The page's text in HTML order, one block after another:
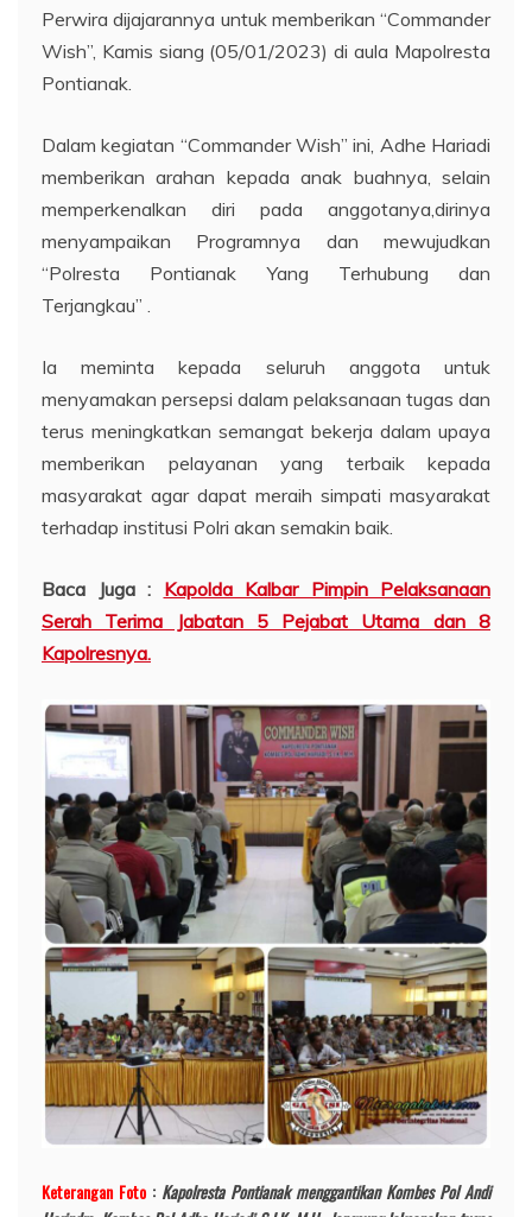
Perwira dijajarannya untuk memberikan “Commander
Wish”, Kamis siang (05/01/2023) di aula Mapolresta
Pontianak.
Dalam kegiatan “Commander Wish” ini, Adhe Hariadi
memberikan arahan kepada anak buahnya, selain
memperkenalkan diri pada anggotanya,dirinya
menyampaikan Programnya dan mewujudkan
“Polresta Pontianak Yang Terhubung dan
Terjangkau” .
Ia meminta kepada seluruh anggota untuk
menyamakan persepsi dalam pelaksanaan tugas dan
terus meningkatkan semangat bekerja dalam upaya
memberikan pelayanan yang terbaik kepada
masyarakat agar dapat meraih simpati masyarakat
terhadap institusi Polri akan semakin baik.
Baca Juga : Kapolda Kalbar Pimpin Pelaksanaan
Serah Terima Jabatan 5 Pejabat Utama dan 8
Kapolresnya.
Keterangan Foto : Kapolresta Pontianak menggantikan Kombes Pol Andi